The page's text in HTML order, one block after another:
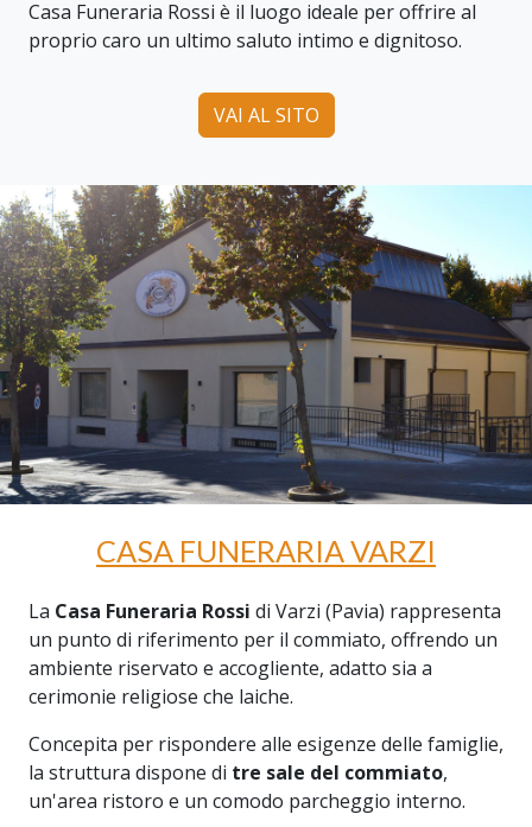
Casa Funeraria Rossi è il luogo ideale per offrire al
proprio caro un ultimo saluto intimo e dignitoso.
VAI AL SITO
CASA FUNERARIA VARZI
La Casa Funeraria Rossi di Varzi (Pavia) rappresenta
un punto di riferimento per il commiato, offrendo un
ambiente riservato e accogliente, adatto sia a
cerimonie religiose che laiche.
Concepita per rispondere alle esigenze delle famiglie,
la struttura dispone di tre sale del commiato,
un'area ristoro e un comodo parcheggio interno.